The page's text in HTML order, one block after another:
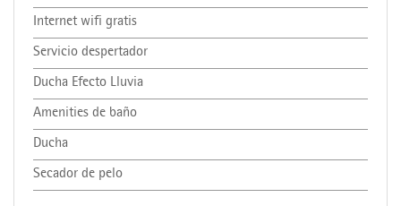
Internet wifi gratis
Servicio despertador
Ducha Efecto Lluvia
Amenities de baño
Ducha
Secador de pelo